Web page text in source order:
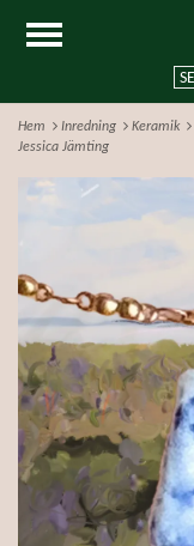
Hem Inredning Keramik
Jessica Jämting